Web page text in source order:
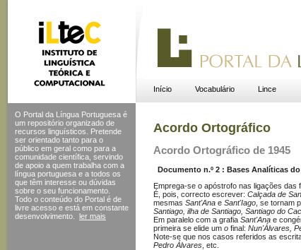
Início Vocabulário Lince
O Portal da Língua Portuguesa é
um repositório organizado de
recursos linguísticos. Pretende
ser orientado tanto para o
público em geral como para a
comunidade científica, servindo
de apoio a quem trabalha com a
língua portuguesa e a todos os
que têm interesse ou dúvidas
sobre o seu funcionamento.
Todo o conteúdo do Portal é de
livre acesso e está em constante
desenvolvimento.
ler mais
Acordo Ortográfico
Acordo Ortográfico de 1945
Documento n.º 2 : Bases Analíticas
Emprega-se o apóstrofo nas ligações das
É, pois, correcto escrever: Calçada de
mesmas Sant'Ana e Sant'Iago , se tornam
Santiago, ilha de Santiago, Santiago do
Em paralelo com a grafia Sant'Ana e
primeira se elide um o final: Nun'Álvares,
Note-se que nos casos referidos as
Pedro Álvares , etc.